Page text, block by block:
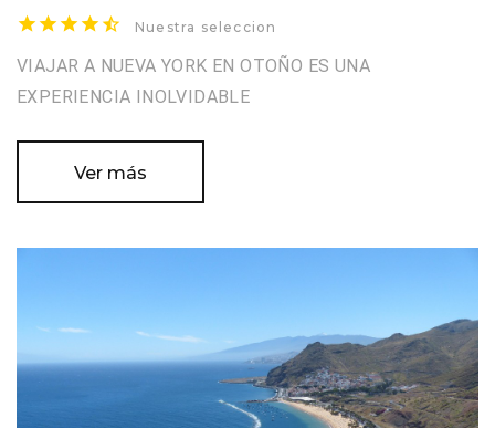
Nuestra seleccion
VIAJAR A NUEVA YORK EN OTOÑO ES UNA
EXPERIENCIA INOLVIDABLE
Ver más